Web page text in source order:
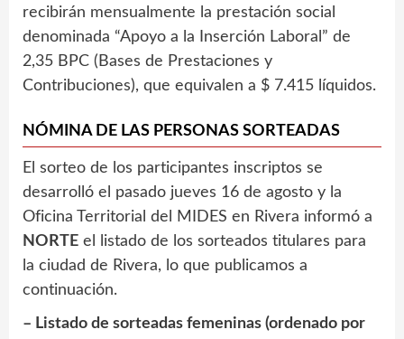
recibirán mensualmente la prestación social
denominada “Apoyo a la Inserción Laboral” de
2,35 BPC (Bases de Prestaciones y
Contribuciones), que equivalen a $ 7.415 líquidos.
NÓMINA DE LAS PERSONAS SORTEADAS
El sorteo de los participantes inscriptos se
desarrolló el pasado jueves 16 de agosto y la
Oficina Territorial del MIDES en Rivera informó a
NORTE el listado de los sorteados titulares para
la ciudad de Rivera, lo que publicamos a
continuación.
– Listado de sorteadas femeninas (ordenado por